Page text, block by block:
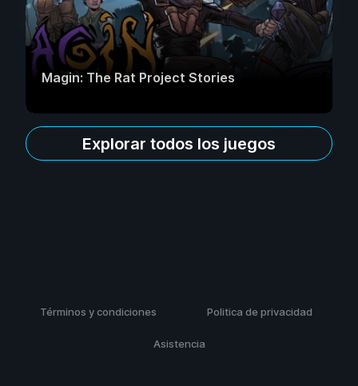
Magin: The Rat Project Stories
Explorar todos los juegos
Términos y condiciones Politica de privacidad
Asistencia